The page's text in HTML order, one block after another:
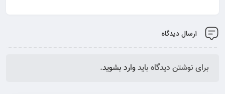
ارسال دیدگاه
برای نوشتن دیدگاه بایدوارد بشوید.